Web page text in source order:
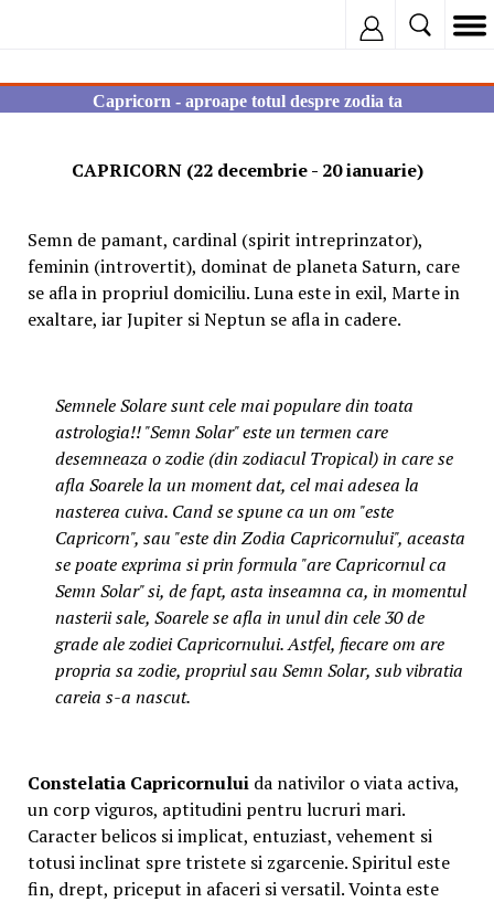
Capricorn - aproape totul despre zodia ta
CAPRICORN (22 decembrie - 20 ianuarie)
Semn de pamant, cardinal (spirit intreprinzator),
feminin (introvertit), dominat de planeta Saturn, care
se afla in propriul domiciliu. Luna este in exil, Marte in
exaltare, iar Jupiter si Neptun se afla in cadere.
Semnele Solare sunt cele mai populare din toata
astrologia!! "Semn Solar" este un termen care
desemneaza o zodie (din zodiacul Tropical) in care se
afla Soarele la un moment dat, cel mai adesea la
nasterea cuiva. Cand se spune ca un om "este
Capricorn", sau "este din Zodia Capricornului", aceasta
se poate exprima si prin formula "are Capricornul ca
Semn Solar" si, de fapt, asta inseamna ca, in momentul
nasterii sale, Soarele se afla in unul din cele 30 de
grade ale zodiei Capricornului. Astfel, fiecare om are
propria sa zodie, propriul sau Semn Solar, sub vibratia
careia s-a nascut.
Constelatia Capricornului da nativilor o viata activa,
un corp viguros, aptitudini pentru lucruri mari.
Caracter belicos si implicat, entuziast, vehement si
totusi inclinat spre tristete si zgarcenie. Spiritul este
fin, drept, priceput in afaceri si versatil. Vointa este